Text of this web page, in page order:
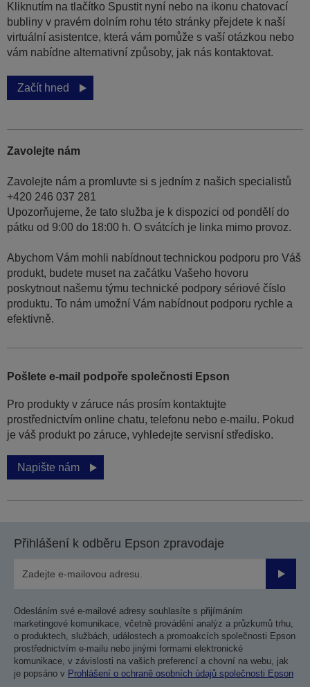
Kliknutím na tlačítko Spustit nyní nebo na ikonu chatovací
bubliny v pravém dolním rohu této stránky přejdete k naší
virtuální asistentce, která vám pomůže s vaší otázkou nebo
vám nabídne alternativní způsoby, jak nás kontaktovat.
Začít hned
Zavolejte nám
Zavolejte nám a promluvte si s jedním z našich specialistů
+420 246 037 281
Upozorňujeme, že tato služba je k dispozici od pondělí do
pátku od 9:00 do 18:00 h. O svátcích je linka mimo provoz.
Abychom Vám mohli nabídnout technickou podporu pro Váš
produkt, budete muset na začátku Vašeho hovoru
poskytnout našemu týmu technické podpory sériové číslo
produktu. To nám umožní Vám nabídnout podporu rychle a
efektivně.
Pošlete e-mail podpoře společnosti Epson
Pro produkty v záruce nás prosím kontaktujte
prostřednictvím online chatu, telefonu nebo e-mailu. Pokud
je váš produkt po záruce, vyhledejte servisní středisko.
Napište nám
Přihlášení k odběru Epson zpravodaje
Odesláním své e-mailové adresy souhlasíte s přijímáním
marketingové komunikace, včetně provádění analýz a průzkumů trhu,
o produktech, službách, událostech a promoakcích společnosti Epson
prostřednictvím e-mailu nebo jinými formami elektronické
komunikace, v závislosti na vašich preferencí a chovní na webu, jak
je popsáno v Prohlášení o ochraně osobních údajů společnosti Epson